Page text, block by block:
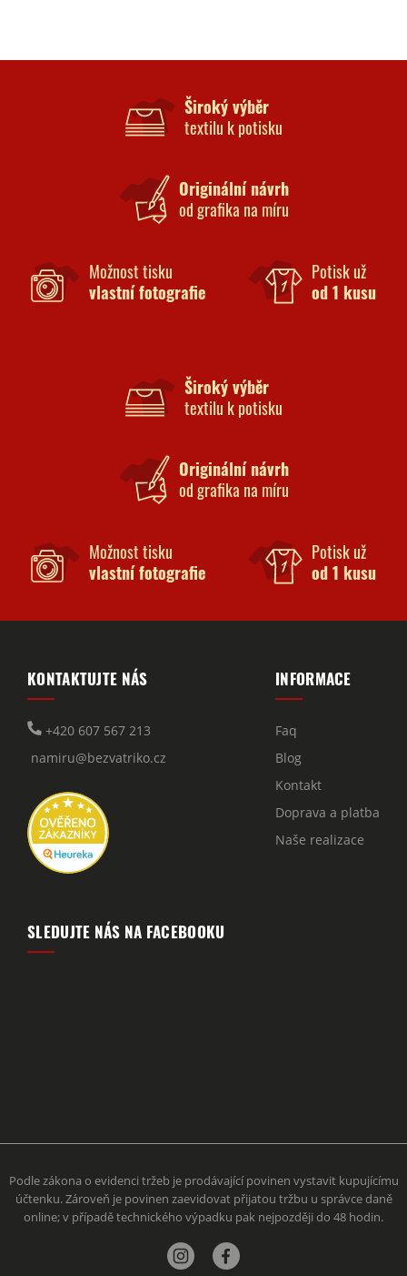
Široký výběr
textilu k potisku
Originální návrh
od grafika na míru
Možnost tisku
vlastní fotografie
Potisk už
od 1 kusu
Široký výběr
textilu k potisku
Originální návrh
od grafika na míru
Možnost tisku
vlastní fotografie
Potisk už
od 1 kusu
KONTAKTUJTE NÁS
+420 607 567 213
namiru@bezvatriko.cz
INFORMACE
Faq
Blog
Kontakt
Doprava a platba
Naše realizace
SLEDUJTE NÁS NA FACEBOOKU
Podle zákona o evidenci tržeb je prodávající povinen vystavit kupujícímu
účtenku. Zároveň je povinen zaevidovat přijatou tržbu u správce daně
online; v případě technického výpadku pak nejpozději do 48 hodin.